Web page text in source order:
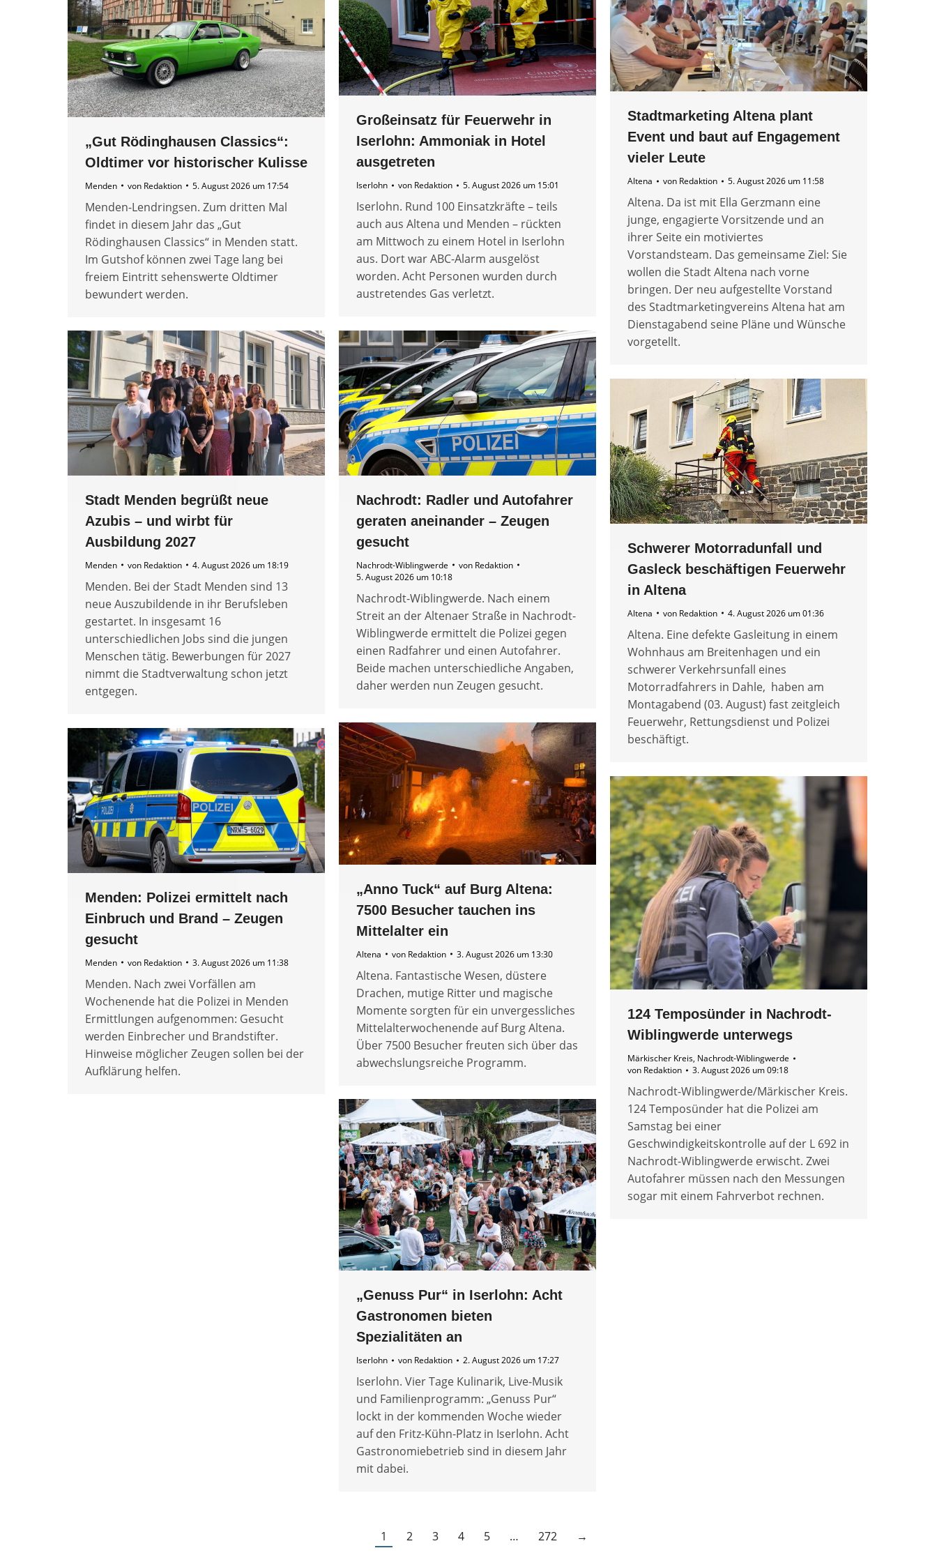
„Gut Rödinghausen Classics“:
Oldtimer vor historischer Kulisse
Menden von Redaktion 5. August 2026 um 17:54
Menden-Lendringsen. Zum dritten Mal
findet in diesem Jahr das „Gut
Rödinghausen Classics“ in Menden statt.
Im Gutshof können zwei Tage lang bei
freiem Eintritt sehenswerte Oldtimer
bewundert werden.
Großeinsatz für Feuerwehr in
Iserlohn: Ammoniak in Hotel
ausgetreten
Iserlohn von Redaktion 5. August 2026 um 15:01
Iserlohn. Rund 100 Einsatzkräfte – teils
auch aus Altena und Menden – rückten
am Mittwoch zu einem Hotel in Iserlohn
aus. Dort war ABC-Alarm ausgelöst
worden. Acht Personen wurden durch
austretendes Gas verletzt.
Stadtmarketing Altena plant
Event und baut auf Engagement
vieler Leute
Altena von Redaktion 5. August 2026 um 11:58
Altena. Da ist mit Ella Gerzmann eine
junge, engagierte Vorsitzende und an
ihrer Seite ein motiviertes
Vorstandsteam. Das gemeinsame Ziel: Sie
wollen die Stadt Altena nach vorne
bringen. Der neu aufgestellte Vorstand
des Stadtmarketingvereins Altena hat am
Dienstagabend seine Pläne und Wünsche
vorgetellt.
Nachrodt: Radler und Autofahrer
geraten aneinander – Zeugen
gesucht
Nachrodt-Wiblingwerde von Redaktion
5. August 2026 um 10:18
Nachrodt-Wiblingwerde. Nach einem
Streit an der Altenaer Straße in Nachrodt-
Wiblingwerde ermittelt die Polizei gegen
einen Radfahrer und einen Autofahrer.
Beide machen unterschiedliche Angaben,
daher werden nun Zeugen gesucht.
Stadt Menden begrüßt neue
Azubis – und wirbt für
Ausbildung 2027
Menden von Redaktion 4. August 2026 um 18:19
Menden. Bei der Stadt Menden sind 13
neue Auszubildende in ihr Berufsleben
gestartet. In insgesamt 16
unterschiedlichen Jobs sind die jungen
Menschen tätig. Bewerbungen für 2027
nimmt die Stadtverwaltung schon jetzt
entgegen.
Schwerer Motorradunfall und
Gasleck beschäftigen Feuerwehr
in Altena
Altena von Redaktion 4. August 2026 um 01:36
Altena. Eine defekte Gasleitung in einem
Wohnhaus am Breitenhagen und ein
schwerer Verkehrsunfall eines
Motorradfahrers in Dahle, haben am
Montagabend (03. August) fast zeitgleich
Feuerwehr, Rettungsdienst und Polizei
beschäftigt.
„Anno Tuck“ auf Burg Altena:
7500 Besucher tauchen ins
Mittelalter ein
Altena von Redaktion 3. August 2026 um 13:30
Altena. Fantastische Wesen, düstere
Drachen, mutige Ritter und magische
Momente sorgten für ein unvergessliches
Mittelalterwochenende auf Burg Altena.
Über 7500 Besucher freuten sich über das
abwechslungsreiche Programm.
Menden: Polizei ermittelt nach
Einbruch und Brand – Zeugen
gesucht
Menden von Redaktion 3. August 2026 um 11:38
Menden. Nach zwei Vorfällen am
Wochenende hat die Polizei in Menden
Ermittlungen aufgenommen: Gesucht
werden Einbrecher und Brandstifter.
Hinweise möglicher Zeugen sollen bei der
Aufklärung helfen.
124 Temposünder in Nachrodt-
Wiblingwerde unterwegs
Märkischer Kreis, Nachrodt-Wiblingwerde
von Redaktion 3. August 2026 um 09:18
Nachrodt-Wiblingwerde/Märkischer Kreis.
124 Temposünder hat die Polizei am
Samstag bei einer
Geschwindigkeitskontrolle auf der L 692 in
Nachrodt-Wiblingwerde erwischt. Zwei
Autofahrer müssen nach den Messungen
sogar mit einem Fahrverbot rechnen.
„Genuss Pur“ in Iserlohn: Acht
Gastronomen bieten
Spezialitäten an
Iserlohn von Redaktion 2. August 2026 um 17:27
Iserlohn. Vier Tage Kulinarik, Live-Musik
und Familienprogramm: „Genuss Pur“
lockt in der kommenden Woche wieder
auf den Fritz-Kühn-Platz in Iserlohn. Acht
Gastronomiebetrieb sind in diesem Jahr
mit dabei.
1 2 3 4 5 … 272 →